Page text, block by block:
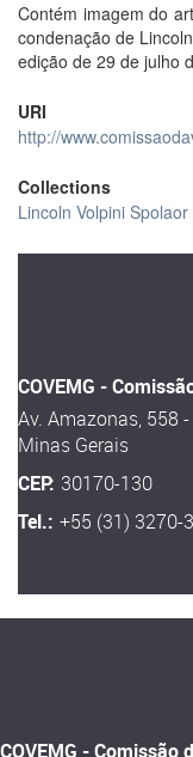
Contém imagem do
condenação de
edição de 29 de julho
URI
http://
Collections
Lincoln Volpini Spolaor
COVEMG -
Av. Amazonas, 558
Minas Gerais
CEP: 30170-130
Tel.: +55 (31)
COVEMG - Comissão